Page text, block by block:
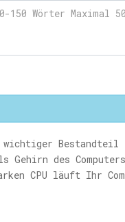
Bestandteil
des
CPU läuft Ihr